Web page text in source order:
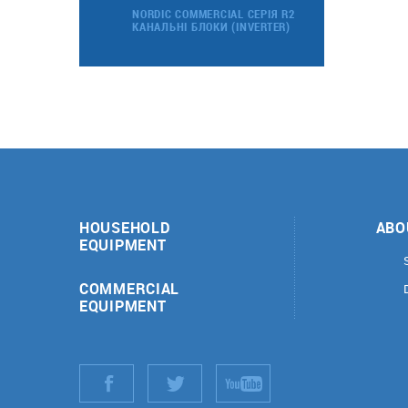
NORDIC COMMERCIAL СЕРІЯ R2
КАНАЛЬНІ БЛОКИ (INVERTER)
HOUSEHOLD
EQUIPMENT
COMMERCIAL
EQUIPMENT